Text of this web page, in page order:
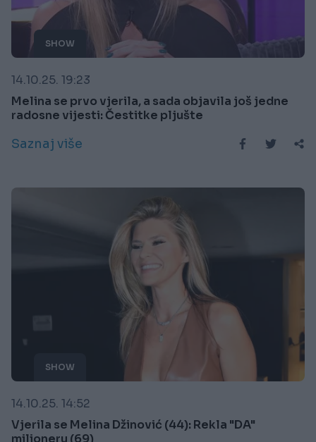
SHOW
14.10.25. 19:23
Melina se prvo vjerila, a sada objavila još jedne
radosne vijesti: Čestitke pljušte
Saznaj više
SHOW
14.10.25. 14:52
Vjerila se Melina Džinović (44): Rekla "DA"
milioneru (69)